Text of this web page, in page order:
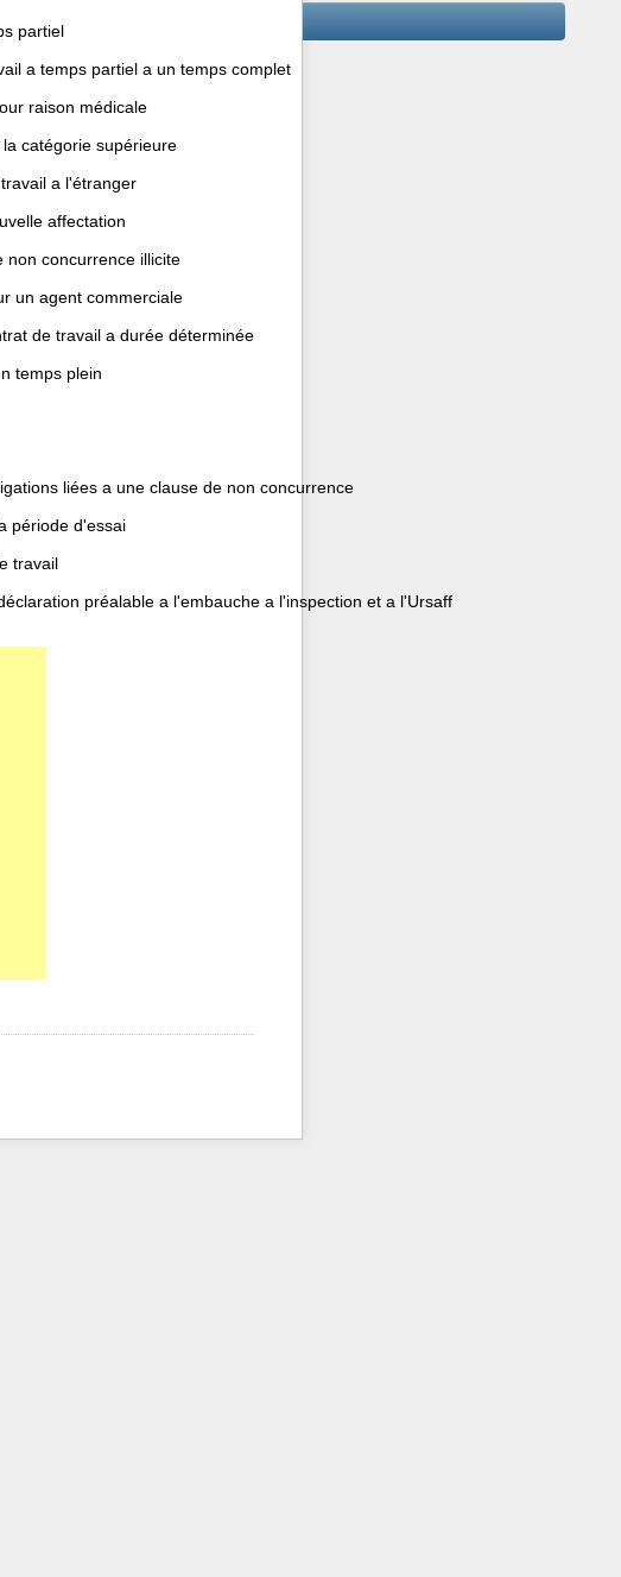
partiel
a temps partiel a un temps complet
raison médicale
catégorie supérieure
a l'étranger
affectation
non concurrence illicite
un agent commerciale
de travail a durée déterminée
temps plein
liées a une clause de non concurrence
période d'essai
travail
préalable a l'embauche a l'inspection et a l'Ursaff